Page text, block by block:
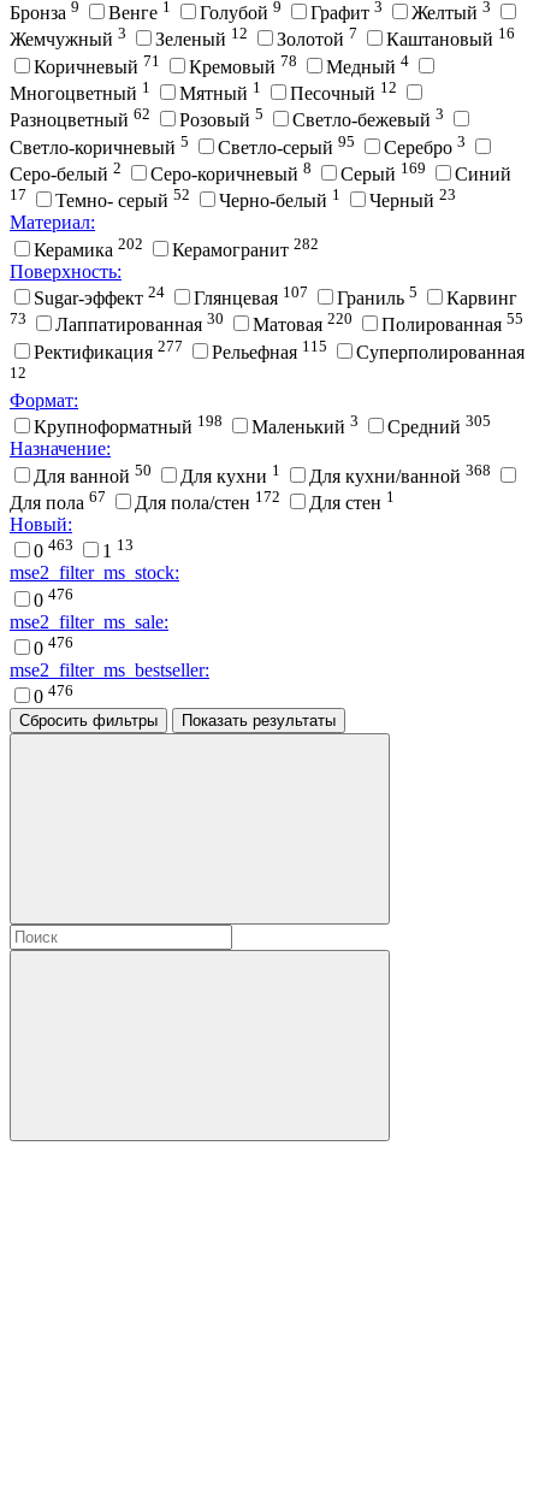
Бронза 9 Венге 1 Голубой 9 Графит 3 Желтый 3
Жемчужный 3 Зеленый 12 Золотой 7 Каштановый 16
Коричневый 71 Кремовый 78 Медный 4
Многоцветный 1 Мятный 1 Песочный 12
Разноцветный 62 Розовый 5 Светло-бежевый 3
Светло-коричневый 5 Светло-серый 95 Серебро 3
Серо-белый 2 Серо-коричневый 8 Серый 169 Синий
17 Темно- серый 52 Черно-белый 1 Черный 23
Материал:
Керамика 202 Керамогранит 282
Поверхность:
Sugar-эффект 24 Глянцевая 107 Граниль 5 Карвинг
73 Лаппатированная 30 Матовая 220 Полированная 55
Ректификация 277 Рельефная 115 Суперполированная
12
Формат:
Крупноформатный 198 Маленький 3 Средний 305
Назначение:
Для ванной 50 Для кухни 1 Для кухни/ванной 368
Для пола 67 Для пола/стен 172 Для стен 1
Новый:
0 463 1 13
mse2_filter_ms_stock:
0 476
mse2_filter_ms_sale:
0 476
mse2_filter_ms_bestseller:
0 476
Сбросить фильтры
Показать результаты